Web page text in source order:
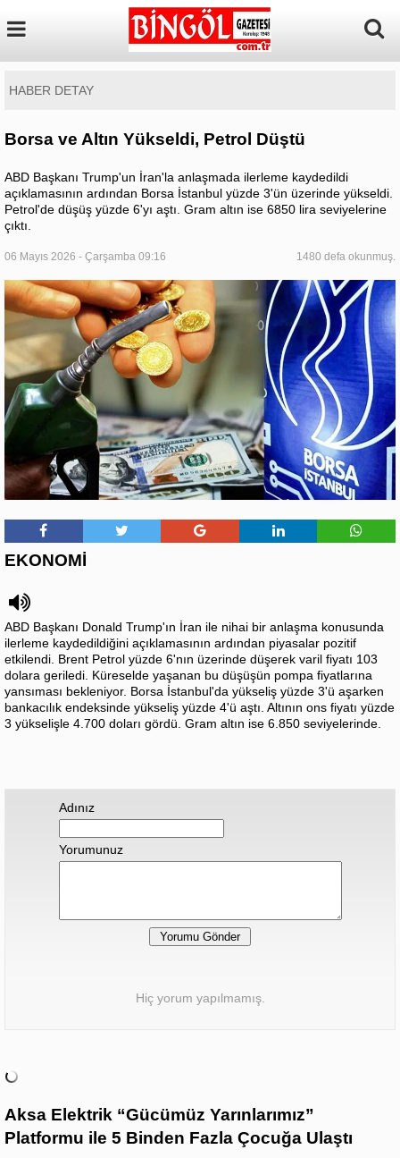
HABER DETAY
Borsa ve Altın Yükseldi, Petrol Düştü
ABD Başkanı Trump'un İran'la anlaşmada ilerleme kaydedildi
açıklamasının ardından Borsa İstanbul yüzde 3'ün üzerinde yükseldi.
Petrol'de düşüş yüzde 6'yı aştı. Gram altın ise 6850 lira seviyelerine
çıktı.
06 Mayıs 2026 - Çarşamba 09:16 1480 defa okunmuş.
EKONOMİ
ABD Başkanı Donald Trump'ın İran ile nihai bir anlaşma konusunda
ilerleme kaydedildiğini açıklamasının ardından piyasalar pozitif
etkilendi. Brent Petrol yüzde 6'nın üzerinde düşerek varil fiyatı 103
dolara geriledi. Küreselde yaşanan bu düşüşün pompa fiyatlarına
yansıması bekleniyor. Borsa İstanbul'da yükseliş yüzde 3'ü aşarken
bankacılık endeksinde yükseliş yüzde 4'ü aştı. Altının ons fiyatı yüzde
3 yükselişle 4.700 doları gördü. Gram altın ise 6.850 seviyelerinde.
Adınız
Yorumunuz
Hiç yorum yapılmamış.
Aksa Elektrik “Gücümüz Yarınlarımız”
Platformu ile 5 Binden Fazla Çocuğa Ulaştı